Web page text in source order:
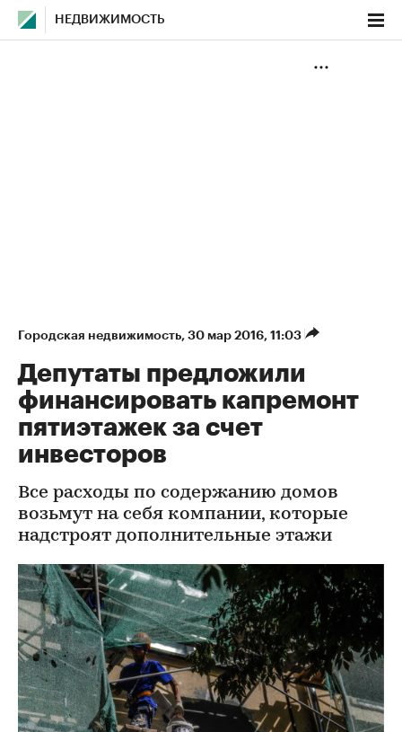
НЕДВИЖИМОСТЬ
Городская недвижимость⁠, 30 мар 2016, 11:03
Депутаты предложили
финансировать капремонт
пятиэтажек за счет
инвесторов
Все расходы по содержанию домов
возьмут на себя компании, которые
надстроят дополнительные этажи